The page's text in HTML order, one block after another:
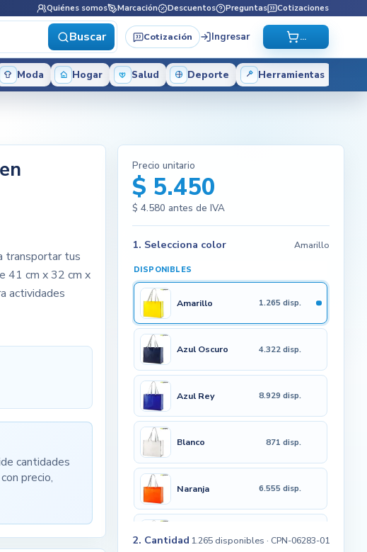
Quiénes somos Marcación Descuentos Preguntas Cotizaciones
Buscar Cotización Ingresar ...
Moda Hogar Salud Deporte Herramientas
transportar tus
41 cm x 32 cm x
actividades
cantidades
precio,
Precio unitario
$ 5.450
$ 4.580 antes de IVA
1. Selecciona color Amarillo
DISPONIBLES
Amarillo 1.265 disp.
Azul Oscuro 4.322 disp.
Azul Rey 8.929 disp.
Blanco 871 disp.
Naranja 6.555 disp.
Negro 4.575 disp.
2. Cantidad 1.265 disponibles · CPN-06283-01